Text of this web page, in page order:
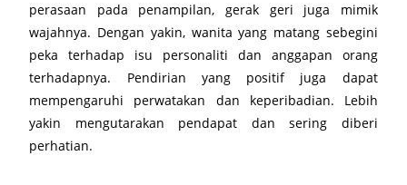
perasaan pada penampilan, gerak geri juga mimik
wajahnya. Dengan yakin, wanita yang matang sebegini
peka terhadap isu personaliti dan anggapan orang
terhadapnya. Pendirian yang positif juga dapat
mempengaruhi perwatakan dan keperibadian. Lebih
yakin mengutarakan pendapat dan sering diberi
perhatian.